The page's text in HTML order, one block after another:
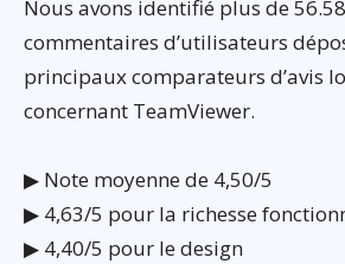
Nous avons identifié plus de
commentaires d’utilisateurs
principaux comparateurs d’avis
concernant TeamViewer.
▶ Note moyenne de 4,50/5
▶ 4,63/5 pour la richesse
▶ 4,40/5 pour le design